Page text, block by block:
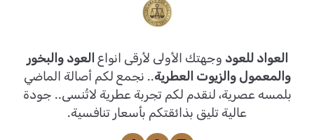
العواد للعود وجهتك الأولى لأرقى انواع العود والبخور
والمعمول والزيوت العطرية.. نجمع لكم أصالة الماضي
بلمسه عصرية، لنقدم لكم تجربة عطرية لاتُنسى.. جودة
عالية تليق بذائقتكم بأسعار تنافسية.